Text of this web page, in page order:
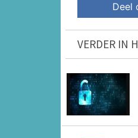
Deel
VERDER IN